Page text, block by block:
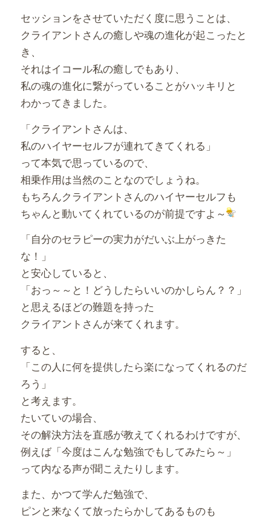
セッションをさせていただく度に思うことは、
クライアントさんの癒しや魂の進化が起こったと
き、
それはイコール私の癒しでもあり、
私の魂の進化に繋がっていることがハッキリと
わかってきました。
「クライアントさんは、
私のハイヤーセルフが連れてきてくれる」
って本気で思っているので、
相乗作用は当然のことなのでしょうね。
もちろんクライアントさんのハイヤーセルフも
ちゃんと動いてくれているのが前提ですよ～
「自分のセラピーの実力がだいぶ上がっきた
な！」
と安心していると、
「おっ～～と！どうしたらいいのかしらん？？」
と思えるほどの難題を持った
クライアントさんが来てくれます。
すると、
「この人に何を提供したら楽になってくれるのだ
ろう」
と考えます。
たいていの場合、
その解決方法を直感が教えてくれるわけですが、
例えば「今度はこんな勉強でもしてみたら～」
って内なる声が聞こえたりします。
また、かつて学んだ勉強で、
ピンと来なくて放ったらかしてあるものも